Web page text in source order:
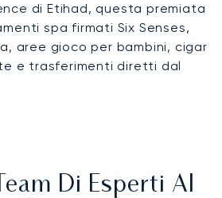
di Etihad, questa premiata
spa firmati Six Senses,
aree gioco per bambini, cigar
e trasferimenti diretti dal
Di Esperti Al